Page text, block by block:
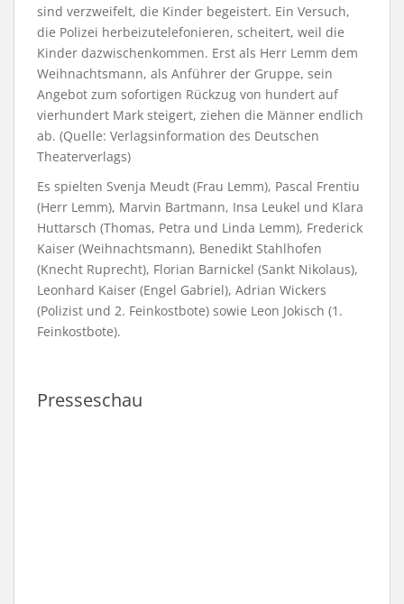
sind verzweifelt, die Kinder begeistert. Ein Versuch,
die Polizei herbeizutelefonieren, scheitert, weil die
Kinder dazwischenkommen. Erst als Herr Lemm dem
Weihnachtsmann, als Anführer der Gruppe, sein
Angebot zum sofortigen Rückzug von hundert auf
vierhundert Mark steigert, ziehen die Männer endlich
ab. (Quelle: Verlagsinformation des Deutschen
Theaterverlags)
Es spielten Svenja Meudt (Frau Lemm), Pascal Frentiu
(Herr Lemm), Marvin Bartmann, Insa Leukel und Klara
Huttarsch (Thomas, Petra und Linda Lemm), Frederick
Kaiser (Weihnachtsmann), Benedikt Stahlhofen
(Knecht Ruprecht), Florian Barnickel (Sankt Nikolaus),
Leonhard Kaiser (Engel Gabriel), Adrian Wickers
(Polizist und 2. Feinkostbote) sowie Leon Jokisch (1.
Feinkostbote).
Presseschau